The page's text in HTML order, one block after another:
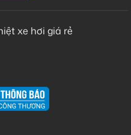
xe hơi giá rẻ